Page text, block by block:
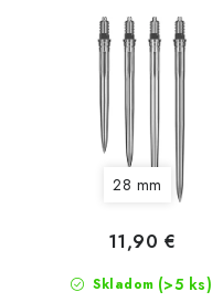
28 mm
Skladom (>5 ks)
11,90 €